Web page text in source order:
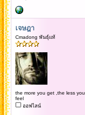
เจษฎา
Cmadong พันธุ์แท้
the more you get ,the less you
feel
ออฟไลน์